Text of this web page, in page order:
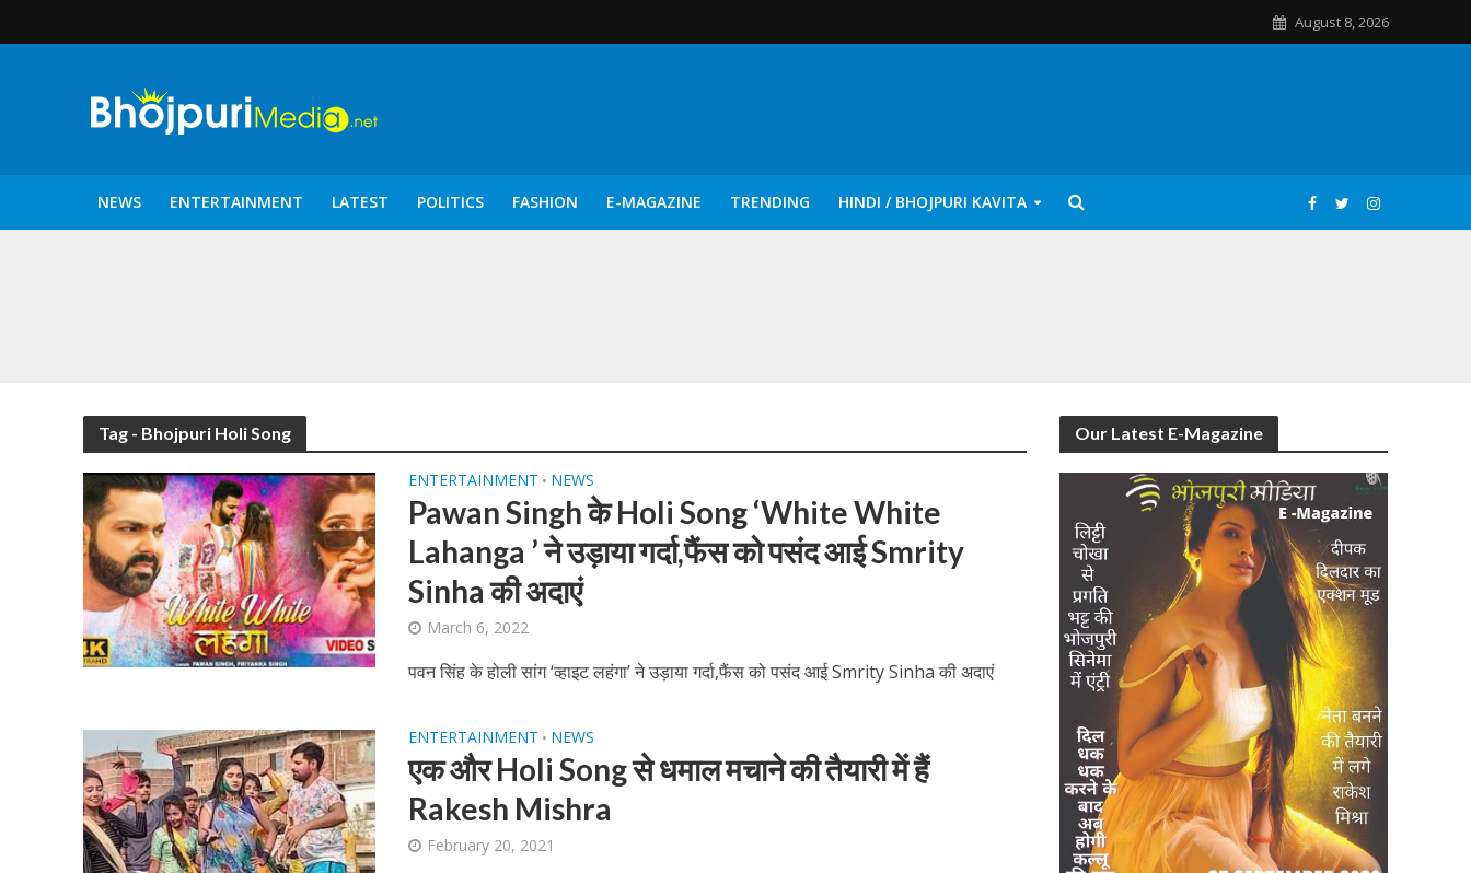
August 8, 2026
NEWS ENTERTAINMENT LATEST POLITICS FASHION E-MAGAZINE TRENDING HINDI / BHOJPURI KAVITA
शिवानी सिंह का नया बोलबम गीत तोहरे के मांगिला जानु हुआ रिलीज, दर्शकों का मिल रहा भरपूर प्यार
Tag - Bhojpuri Holi Song
ENTERTAINMENT • NEWS
Pawan Singh के Holi Song ‘White White
Lahanga ’ ने उड़ाया गर्दा,फैंस को पसंद आई Smrity
Sinha की अदाएं
March 6, 2022
पवन सिंह के होली सांग ‘व्हाइट लहंगा’ ने उड़ाया गर्दा,फैंस को पसंद आई Smrity Sinha की अदाएं
ENTERTAINMENT • NEWS
एक और Holi Song से धमाल मचाने की तैयारी में हैं
Rakesh Mishra
February 20, 2021
Our Latest E-Magazine